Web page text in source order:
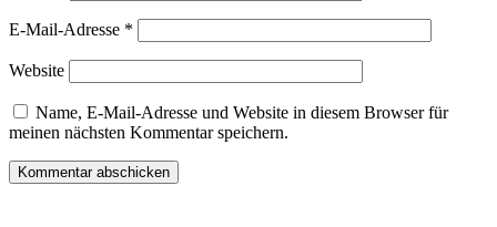
E-Mail-Adresse *
Website
Name, E-Mail-Adresse und Website in diesem Browser für
meinen nächsten Kommentar speichern.